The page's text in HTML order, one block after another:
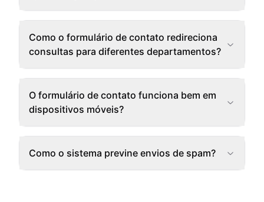
Como o formulário de contato redireciona
consultas para diferentes departamentos?
O formulário de contato funciona bem em
dispositivos móveis?
Como o sistema previne envios de spam?